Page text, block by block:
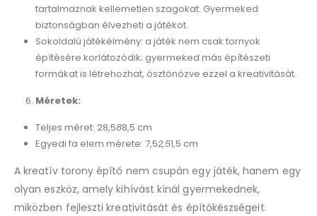
tartalmaznak kellemetlen szagokat. Gyermeked
biztonságban élvezheti a játékot.
Sokoldalú játékélmény: a játék nem csak tornyok
építésére korlátozódik; gyermeked más építészeti
formákat is létrehozhat, ösztönözve ezzel a kreativitását.
Méretek:
Teljes méret: 28,588,5 cm
Egyedi fa elem mérete: 7,52,51,5 cm
A kreatív torony építő nem csupán egy játék, hanem egy
olyan eszköz, amely kihívást kínál gyermekednek,
miközben fejleszti kreativitását és építőkészségeit.